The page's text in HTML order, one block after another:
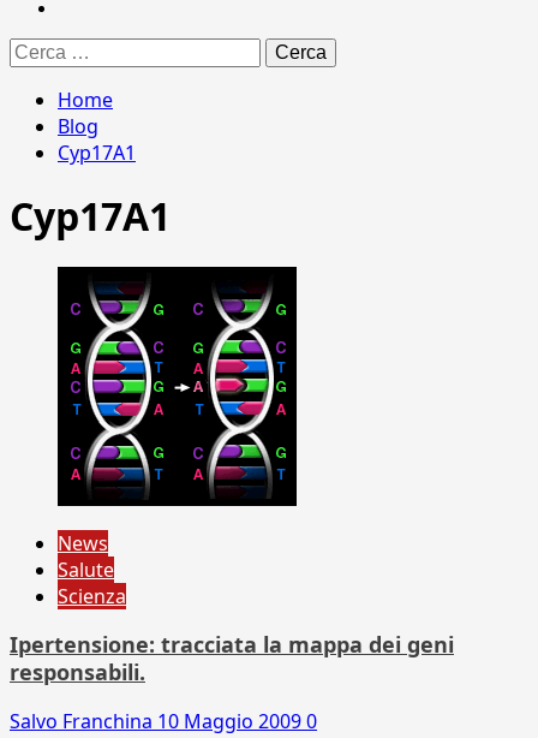
Ricerca
per:
Home
Blog
Cyp17A1
Cyp17A1
News
Salute
Scienza
Ipertensione: tracciata la mappa dei geni
responsabili.
Salvo Franchina 10 Maggio 20090